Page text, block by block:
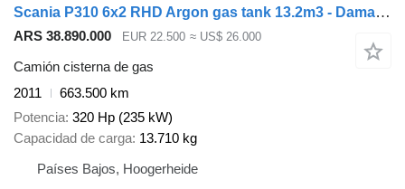
Scania P310 6x2 RHD Argon gas tank 13.2m3 - Damaged
ARS 38.890.000 EUR 22.500 ≈ US$ 26.000
Camión cisterna de gas
2011
663.500 km
Potencia 320 Hp (235 kW)
Capacidad de carga 13.710 kg
Países Bajos, Hoogerheide